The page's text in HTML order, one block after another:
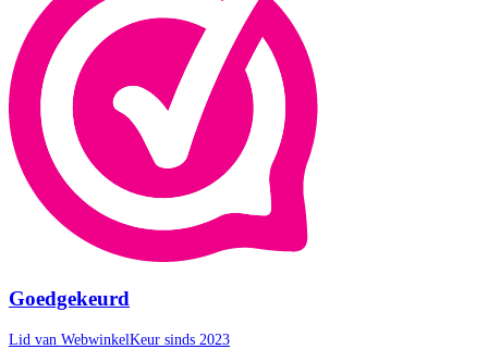
Goedgekeurd
Lid van WebwinkelKeur sinds 2023